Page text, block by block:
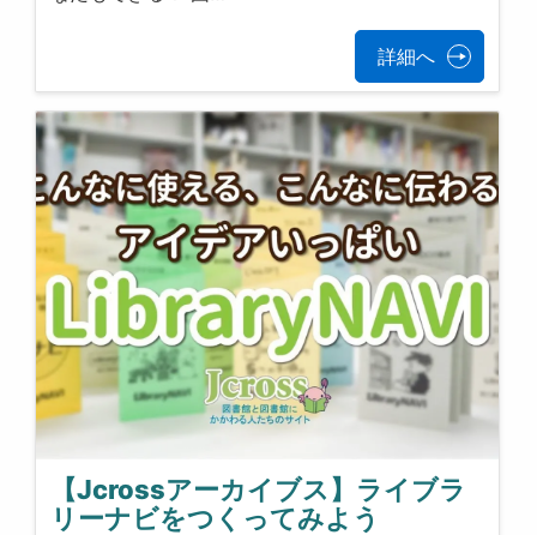
詳細へ
【Jcrossアーカイブス】ライブラ
リーナビをつくってみよう